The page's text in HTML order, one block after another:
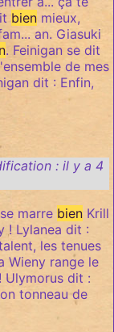
bienmieux,
an. Giasuki
. Feinigan se dit
de mes
dit : Enfin,
: il y a 4
marre bienKrill
! Lylanea dit :
les tenues
Wieny range le
Ulymorus dit :
tonneau de